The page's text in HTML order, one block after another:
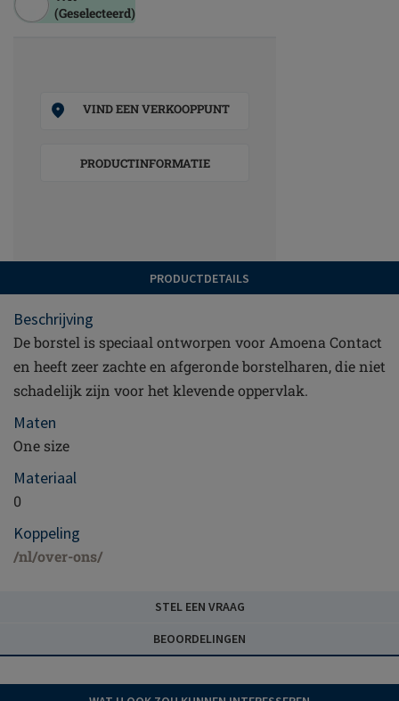
(Geselecteerd)
VIND EEN VERKOOPPUNT
PRODUCTINFORMATIE
PRODUCTDETAILS
Beschrijving
De borstel is speciaal ontworpen voor Amoena Contact
en heeft zeer zachte en afgeronde borstelharen, die niet
schadelijk zijn voor het klevende oppervlak.
Maten
One size
Materiaal
0
Koppeling
/nl/over-ons/
STEL EEN VRAAG
BEOORDELINGEN